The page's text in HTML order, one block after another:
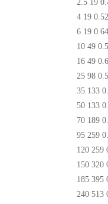
2.5 19
4 19
6 19
10 49
16 49
25 98
35 133
50 133
70 189
95 259
120 259
150 320
185 395
240 513